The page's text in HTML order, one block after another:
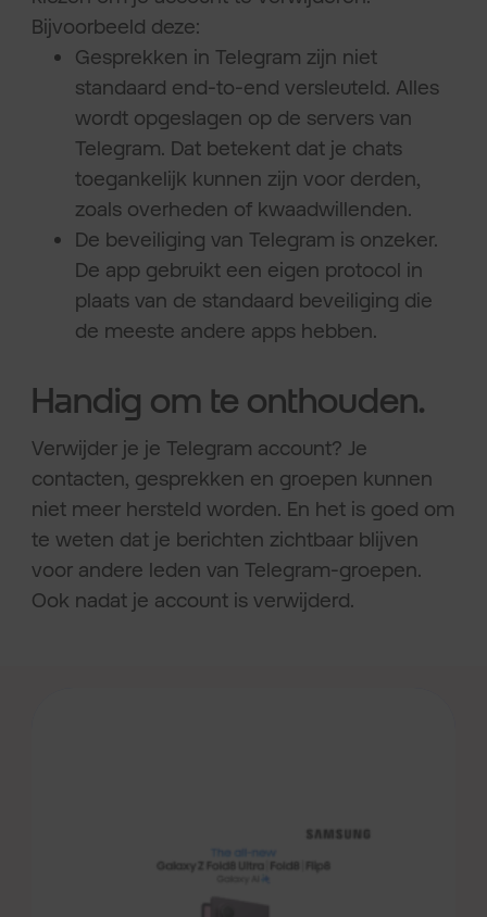
Bijvoorbeeld deze:
Gesprekken in Telegram zijn niet
standaard end-to-end versleuteld. Alles
wordt opgeslagen op de servers van
Telegram. Dat betekent dat je chats
toegankelijk kunnen zijn voor derden,
zoals overheden of kwaadwillenden.
De beveiliging van Telegram is onzeker.
De app gebruikt een eigen protocol in
plaats van de standaard beveiliging die
de meeste andere apps hebben.
Handig om te onthouden.
Verwijder je je Telegram account? Je
contacten, gesprekken en groepen kunnen
niet meer hersteld worden. En het is goed om
te weten dat je berichten zichtbaar blijven
voor andere leden van Telegram-groepen.
Ook nadat je account is verwijderd.